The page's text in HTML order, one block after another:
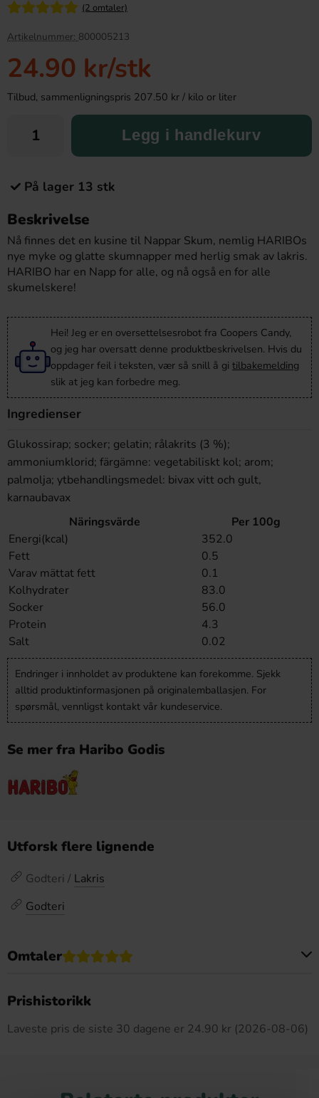
(2 omtaler)
Artikelnummer: 800005213
24.90 kr/stk
Tilbud, sammenligningspris 207.50 kr / kilo or liter
Legg i handlekurv
På lager 13 stk
Beskrivelse
Nå finnes det en kusine til Nappar Skum, nemlig HARIBOs
nye myke og glatte skumnapper med herlig smak av lakris.
HARIBO har en Napp for alle, og nå også en for alle
skumelskere!
Hei! Jeg er en oversettelsesrobot fra Coopers Candy,
og jeg har oversatt denne produktbeskrivelsen. Hvis du
oppdager feil i teksten, vær så snill å gi tilbakemelding
slik at jeg kan forbedre meg.
Ingredienser
Glukossirap; socker; gelatin; rålakrits (3 %);
ammoniumklorid; färgämne: vegetabiliskt kol; arom;
palmolja; ytbehandlingsmedel: bivax vitt och gult,
karnaubavax
Näringsvärde
Per 100g
Energi(kcal)
352.0
Fett
0.5
Varav mättat fett
0.1
Kolhydrater
83.0
Socker
56.0
Protein
4.3
Salt
0.02
Endringer i innholdet av produktene kan forekomme. Sjekk
alltid produktinformasjonen på originalemballasjen. For
spørsmål, vennligst kontakt vår kundeservice.
Se mer fra Haribo Godis
Utforsk flere lignende
Godteri / Lakris
Godteri
Omtaler
Prishistorikk
Laveste pris de siste 30 dagene er 24.90 kr (2026-08-06)